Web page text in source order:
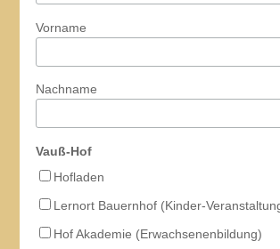
Vorname
Nachname
Vauß-Hof
Hofladen
Lernort Bauernhof (Kinder-
Hof Akademie (Erwachsenenbildung)